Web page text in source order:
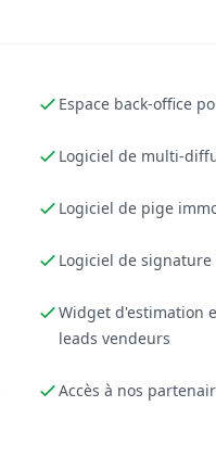
Espace back-office
Logiciel de multi-
Logiciel de pige
Logiciel de
Widget d'estimation
leads vendeurs
Accès à nos